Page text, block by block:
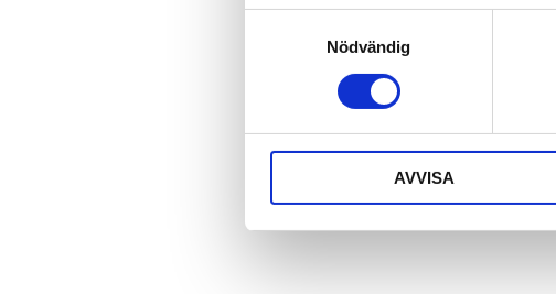
Nödvändig
AVVISA